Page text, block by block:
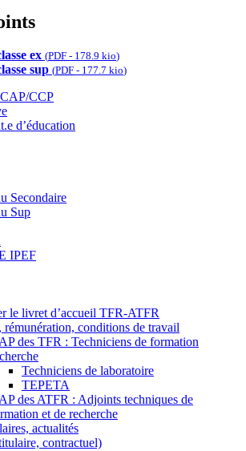
ex (PDF - 178.9 kio)
sup (PDF - 177.7 kio)
CCP
d’éducation
Secondaire
Sup
IPEF
le livret d’accueil TFR-ATFR
rémunération, conditions de travail
des TFR : Techniciens de formation
Techniciens de laboratoire
TEPETA
des ATFR : Adjoints techniques de
et de recherche
actualités
contractuel)